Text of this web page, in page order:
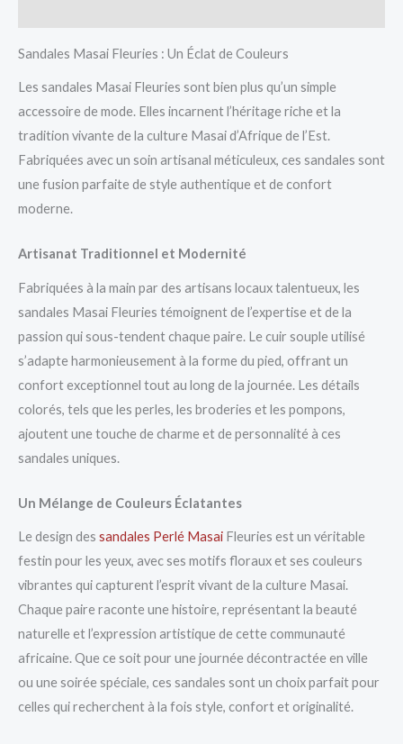
Sandales Masai Fleuries : Un Éclat de Couleurs
Les sandales Masai Fleuries sont bien plus qu’un simple
accessoire de mode. Elles incarnent l’héritage riche et la
tradition vivante de la culture Masai d’Afrique de l’Est.
Fabriquées avec un soin artisanal méticuleux, ces sandales sont
une fusion parfaite de style authentique et de confort
moderne.
Artisanat Traditionnel et Modernité
Fabriquées à la main par des artisans locaux talentueux, les
sandales Masai Fleuries témoignent de l’expertise et de la
passion qui sous-tendent chaque paire. Le cuir souple utilisé
s’adapte harmonieusement à la forme du pied, offrant un
confort exceptionnel tout au long de la journée. Les détails
colorés, tels que les perles, les broderies et les pompons,
ajoutent une touche de charme et de personnalité à ces
sandales uniques.
Un Mélange de Couleurs Éclatantes
Le design des sandales Perlé Masai Fleuries est un véritable
festin pour les yeux, avec ses motifs floraux et ses couleurs
vibrantes qui capturent l’esprit vivant de la culture Masai.
Chaque paire raconte une histoire, représentant la beauté
naturelle et l’expression artistique de cette communauté
africaine. Que ce soit pour une journée décontractée en ville
ou une soirée spéciale, ces sandales sont un choix parfait pour
celles qui recherchent à la fois style, confort et originalité.